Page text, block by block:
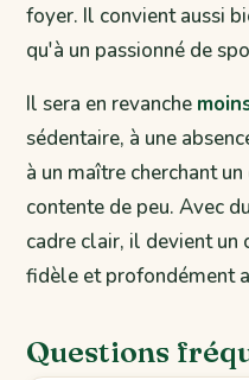
foyer. Il convient aussi
qu'à un passionné de
Il sera en revanche
sédentaire, à une
à un maître cherchant
contente de peu. Avec
cadre clair, il devient un
fidèle et profondément
Questions